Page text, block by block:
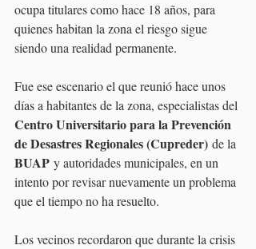
ocupa titulares como hace 18 años, para
quienes habitan la zona el riesgo sigue
siendo una realidad permanente.
Fue ese escenario el que reunió hace unos
días a habitantes de la zona, especialistas del
Centro Universitario para la Prevención
de Desastres Regionales (Cupreder) de la
BUAP y autoridades municipales, en un
intento por revisar nuevamente un problema
que el tiempo no ha resuelto.
Los vecinos recordaron que durante la crisis